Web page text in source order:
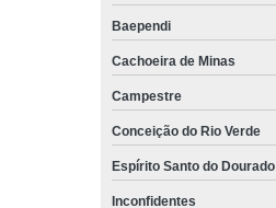
Baependi
Cachoeira de Minas
Campestre
Conceição do Rio Verde
Espírito Santo do Dourado
Inconfidentes